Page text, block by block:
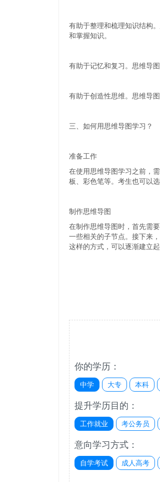
有助于整理和梳理知识结构
和掌握知识。
有助于记忆和复习。思维导
有助于创造性思维。思维导
三、如何用思维导图学习？
准备工作
在使用思维导图学习之前，
板、彩色笔等。考生也可以
制作思维导图
在制作思维导图时，首先需
一些相关的子节点。接下来
这样的方式，可以逐渐建立
你的学历：
中学 大专 本科
提升学历目的：
工作就业 考公务员
意向学习方式：
自学考试 成人高考